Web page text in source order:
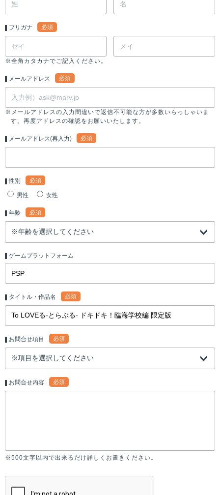
フリガナ 必須
※全角カタカナでご記入ください。
メールアドレス 必須
※メールアドレスの入力間違いで返信不可能な方が多数いらっしゃいま
す。再度アドレスの確認をお願いいたします。
メールアドレス(再入力) 必須
性別 必須
男性 女性
年齢 必須
ゲームプラットフォーム
タイトル・作品名 必須
お問合せ項目 必須
お問合せ内容 必須
※500文字以内で出来るだけ詳しくお書きください。